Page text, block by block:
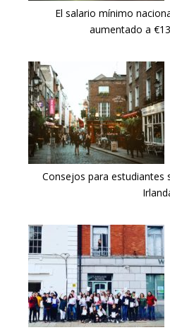
El salario mínimo
aumentado a
Consejos para estudiantes